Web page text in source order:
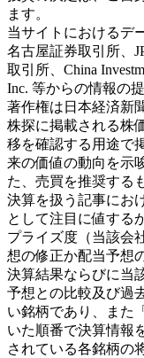
ます。
当サイトにおけるデ
名古屋証券取引所、
取引所、China
Inc. 等からの情報の
著作権は日本経済新
株探に掲載される株
移を確認する用途で
来の価値の動向を示
た、売買を推奨する
決算を扱う記事にお
として注目に値する
プライズ度（当該会
想の修正か配当予想
決算結果ならびに当
予想との比較及び過
い銘柄であり、また
いた順番で決算情報
されている各銘柄の